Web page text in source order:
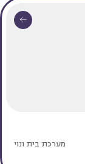
מערכת בית ונוי